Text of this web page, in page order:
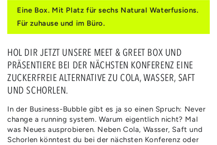
für
MEET
&amp;
GREET
BOX
|
KONFERENZGETRÄNKE
für
MEET
&amp;
GREET
BOX
|
KONFERENZGETRÄNKE
Eine Box. Mit Platz für sechs Natural Waterfusions.
Für zuhause und im Büro.
HOL DIR JETZT UNSERE MEET & GREET BOX UND
PRÄSENTIERE BEI DER NÄCHSTEN KONFERENZ EINE
ZUCKERFREIE ALTERNATIVE ZU COLA, WASSER, SAFT
UND SCHORLEN.
In der Business-Bubble gibt es ja so einen Spruch: Never
change a running system. Warum eigentlich nicht? Mal
was Neues ausprobieren. Neben Cola, Wasser, Saft und
Schorlen könntest du bei der nächsten Konferenz oder